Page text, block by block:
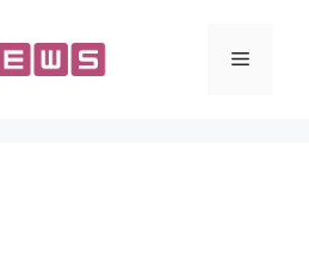
Menu